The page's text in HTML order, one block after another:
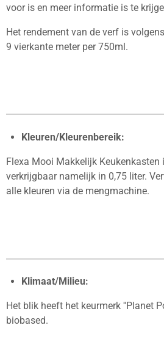
voor is en meer informatie is te
Het rendement van de verf is
9 vierkante meter per 750ml.
Kleuren/Kleurenbereik:
Flexa Mooi Makkelijk Keukenkasten
verkrijgbaar namelijk in 0,75 liter.
alle kleuren via de mengmachine.
Klimaat/Milieu:
Het blik heeft het keurmerk ''Planet
biobased.